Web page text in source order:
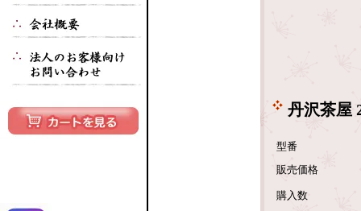
丹沢茶屋
型番
販売価格
購入数